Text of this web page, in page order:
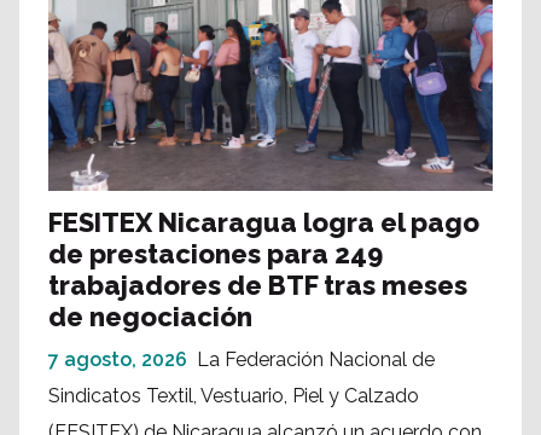
FESITEX Nicaragua logra el pago
de prestaciones para 249
trabajadores de BTF tras meses
de negociación
7 agosto, 2026
La Federación Nacional de
Sindicatos Textil, Vestuario, Piel y Calzado